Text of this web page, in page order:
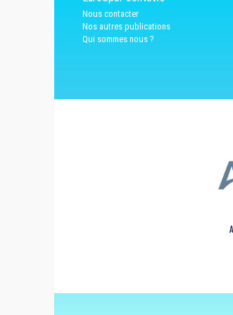
Nous contacter
Nos autres publications
Qui sommes nous ?